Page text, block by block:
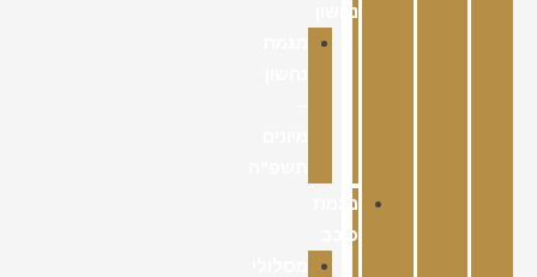
נחשון
מגמת
כוכב